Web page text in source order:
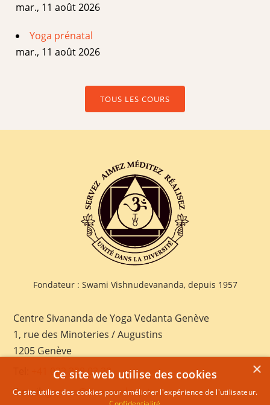
mar., 11 août 2026
Yoga prénatal
mar., 11 août 2026
TOUS LES COURS
Fondateur : Swami Vishnudevananda, depuis 1957
Centre Sivananda de Yoga Vedanta Genève
1, rue des Minoteries / Augustins
1205 Genève
+41 022 328 03 28
E-mail:geneva@sivananda.net
×
Ce site web utilise des cookies
Ce site utilise des cookies pour améliorer l'expérience de l'utilisateur.